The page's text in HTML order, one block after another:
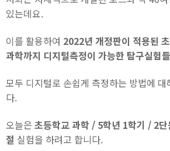
있는데요.
이를 활용하여 2022년 개정판이 적용된
과학까지 디지털측정이 가능한 탐구실험들
모두 디지털로 손쉽게 측정하는 방법에
다.
오늘은 초등학교 과학 / 5학년 1학기 / 2
절 실험을 하려고 합니다.